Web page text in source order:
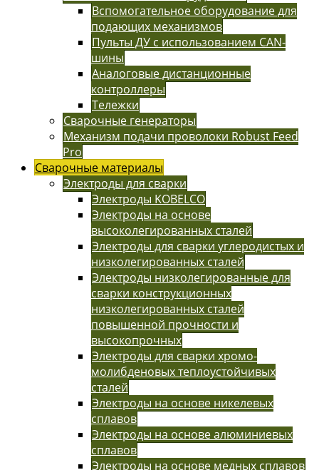
Вспомогательное оборудование для
подающих механизмов
Пульты ДУ с использованием CAN-
шины
Аналоговые дистанционные
контроллеры
Тележки
Сварочные генераторы
Механизм подачи проволоки Robust Feed
Pro
Сварочные материалы
Электроды для сварки
Электроды KOBELCO
Электроды на основе
высоколегированных сталей
Электроды для сварки углеродистых и
низколегированных сталей
Электроды низколегированные для
сварки конструкционных
низколегированных сталей
повышенной прочности и
высокопрочных
Электроды для сварки хромо-
молибденовых теплоустойчивых
сталей
Электроды на основе никелевых
сплавов
Электроды на основе алюминиевых
сплавов
Электроды на основе медных сплавов